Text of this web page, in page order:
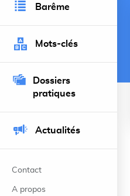
Barême
Mots-clés
Dossiers
pratiques
Actualités
Contact
A propos